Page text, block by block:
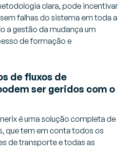
clara, pode incentivar
falhas do sistema em toda a
a gestão da mudança um
de formação e
de fluxos de
ser geridos com o
é uma solução completa de
que tem em conta todos os
de transporte e todas as